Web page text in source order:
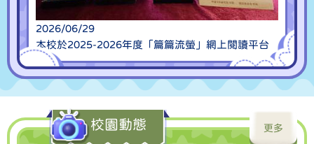
家長教育《料理大作戰》親子工作坊
2026/05/07
聖母出遊
2026/05/06
寶季 Super Star 頒獎禮 (小一至小三)
2026/05/04
2026/06/29
本校於2025-2026年度「篇篇流螢」網上閱讀平台
榮獲多項殊榮
更多
校園動態